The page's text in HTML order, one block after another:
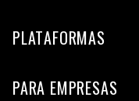
PLATAFORMAS
PARA EMPRESAS